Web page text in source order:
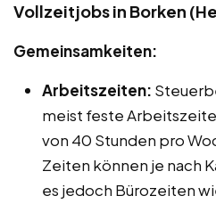
Vollzeitjobs in Borken
Gemeinsamkeiten:
Arbeitszeiten:
meist feste
von 40 Stunden pro
Zeiten können je nach
es jedoch Bürozeiten